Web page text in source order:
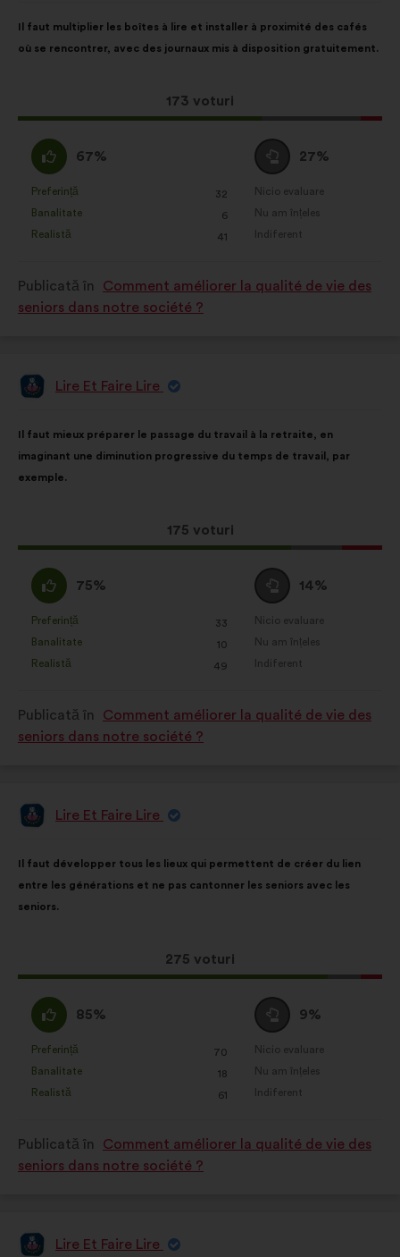
propunerii:
Il faut multiplier les boîtes à lire et installer à proximité des cafés
où se rencontrer, avec des journaux mis à disposition gratuitement.
Această
propunere
173 voturi
următoarea
distribuire:
Acord
:
67%
clasificarea:
Preferință
: 32
ori
Banalitate
: 6
ori
Realistă
: 41
ori
Neutru
:
27%
clasificarea:
Nicio evaluare
:ori
Nu am înțeles
:ori
Indiferent
:ori
Publicată în
Comment améliorer la qualité de vie des
seniors dans notre société ?
PropunereLire Et Faire Lire
propunerii:
Il faut mieux préparer le passage du travail à la retraite, en
imaginant une diminution progressive du temps de travail, par
exemple.
Această
propunere
175 voturi
următoarea
distribuire:
Acord
:
75%
clasificarea:
Preferință
: 33
ori
Banalitate
: 10
ori
Realistă
: 49
ori
Neutru
:
14%
clasificarea:
Nicio evaluare
:ori
Nu am înțeles
:ori
Indiferent
:ori
Publicată în
Comment améliorer la qualité de vie des
seniors dans notre société ?
PropunereLire Et Faire Lire
propunerii:
Il faut développer tous les lieux qui permettent de créer du lien
entre les générations et ne pas cantonner les seniors avec les
seniors.
Această
propunere
275 voturi
următoarea
distribuire:
Acord
:
85%
clasificarea:
Preferință
: 70
ori
Banalitate
: 18
ori
Realistă
: 61
ori
Neutru
:
9%
clasificarea:
Nicio evaluare
:ori
Nu am înțeles
:ori
Indiferent
:ori
Publicată în
Comment améliorer la qualité de vie des
seniors dans notre société ?
PropunereLire Et Faire Lire